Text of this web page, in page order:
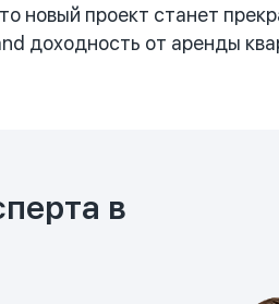
новый проект станет
доходность от аренды
в